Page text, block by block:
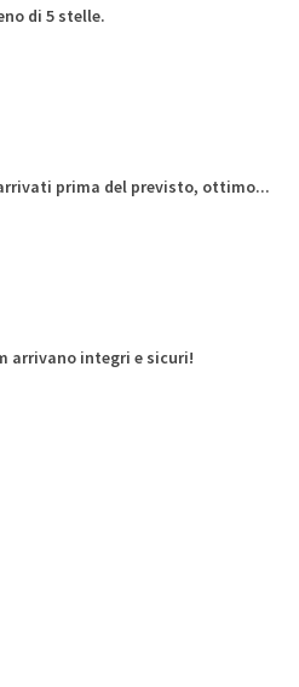
di 5 stelle.
prima del previsto, ottimo...
arrivano integri e sicuri!